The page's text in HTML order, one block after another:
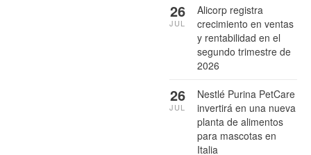
Alicorp registra
crecimiento en ventas
y rentabilidad en el
segundo trimestre de
2026
26
JUL
Nestlé Purina PetCare
invertirá en una nueva
planta de alimentos
para mascotas en
Italia
26
JUL